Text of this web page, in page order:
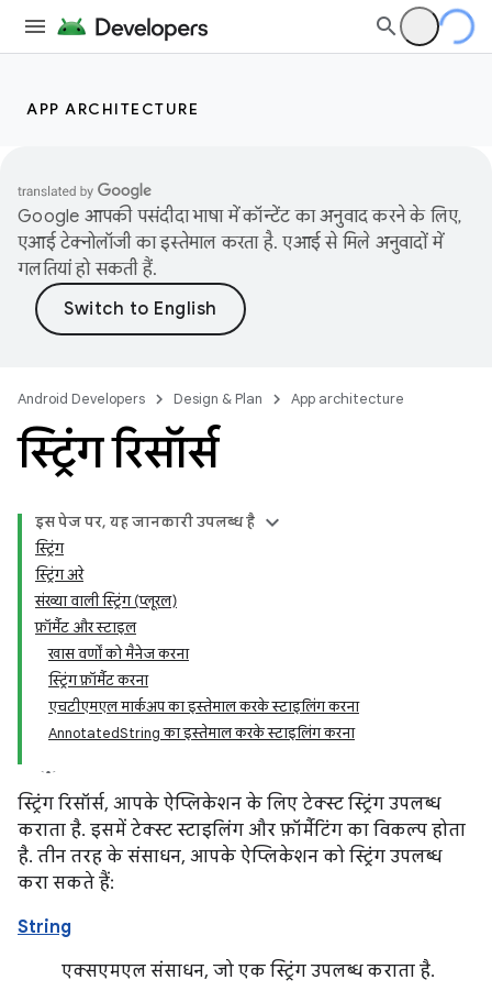
APP ARCHITECTURE
Google आपकी पसंदीदा भाषा में कॉन्टेंट का अनुवाद करने के लिए,
एआई टेक्नोलॉजी का इस्तेमाल करता है. एआई से मिले अनुवादों में
गलतियां हो सकती हैं.
Android Developers Design & Plan App architecture
स्ट्रिंग रिसॉर्स
इस पेज पर, यह जानकारी उपलब्ध है
स्ट्रिंग
स्ट्रिंग अरे
संख्या वाली स्ट्रिंग (प्लूरल)
फ़ॉर्मैट और स्टाइल
खास वर्णों को मैनेज करना
स्ट्रिंग फ़ॉर्मैट करना
एचटीएमएल मार्कअप का इस्तेमाल करके स्टाइलिंग करना
AnnotatedString का इस्तेमाल करके स्टाइलिंग करना
स्ट्रिंग रिसॉर्स, आपके ऐप्लिकेशन के लिए टेक्स्ट स्ट्रिंग उपलब्ध
कराता है. इसमें टेक्स्ट स्टाइलिंग और फ़ॉर्मैटिंग का विकल्प होता
है. तीन तरह के संसाधन, आपके ऐप्लिकेशन को स्ट्रिंग उपलब्ध
करा सकते हैं:
String
एक्सएमएल संसाधन, जो एक स्ट्रिंग उपलब्ध कराता है.